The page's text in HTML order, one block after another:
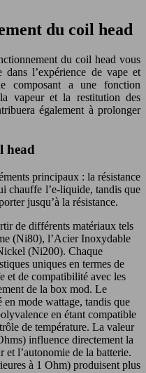
du coil head
du coil head vous
l’expérience de vape et
composant a une fonction
vapeur et la restitution des
également à prolonger
head
principaux : la résistance
chauffe l’e-liquide, tandis que
jusqu’à la résistance.
de différents matériaux tels
(Ni80), l’Acier Inoxydable
(Ni200). Chaque
uniques en termes de
et de compatibilité avec les
de la box mod. Le
mode wattage, tandis que
en étant compatible
de température. La valeur
influence directement la
et l’autonomie de la batterie.
à 1 Ohm) produisent plus